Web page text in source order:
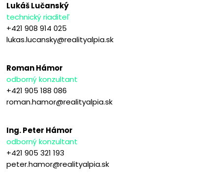
Lukáš Lučanský
technický riaditeľ
+421 908 914 025
lukas.lucansky@realityalpia.sk
Roman Hámor
odborný konzultant
+421 905 188 086
roman.hamor@realityalpia.sk
Ing. Peter Hámor
odborný konzultant
+421 905 321 193
peter.hamor@realityalpia.sk